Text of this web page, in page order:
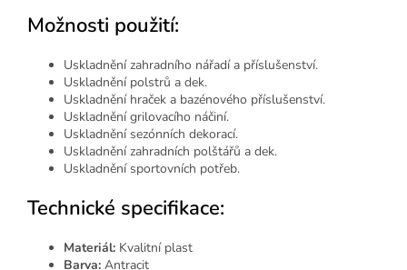
Možnosti použití:
Uskladnění zahradního nářadí a příslušenství.
Uskladnění polstrů a dek.
Uskladnění hraček a bazénového příslušenství.
Uskladnění grilovacího náčiní.
Uskladnění sezónních dekorací.
Uskladnění zahradních polštářů a dek.
Uskladnění sportovních potřeb.
Technické specifikace:
Materiál: Kvalitní plast
Barva: Antracit